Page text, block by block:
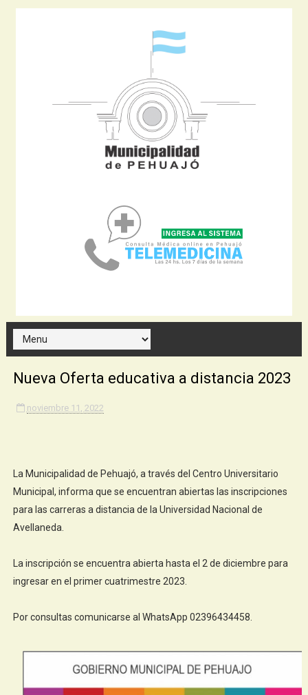
Nueva Oferta educativa a distancia 2023
noviembre 11, 2022
La Municipalidad de Pehuajó, a través del Centro Universitario
Municipal, informa que se encuentran abiertas las inscripciones
para las carreras a distancia de la Universidad Nacional de
Avellaneda.
La inscripción se encuentra abierta hasta el 2 de diciembre para
ingresar en el primer cuatrimestre 2023.
Por consultas comunicarse al WhatsApp 02396434458.